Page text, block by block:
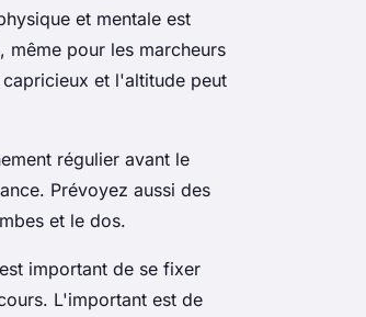
et mentale est
même pour les marcheurs
et l'altitude peut
régulier avant le
Prévoyez aussi des
et le dos.
important de se fixer
L'important est de